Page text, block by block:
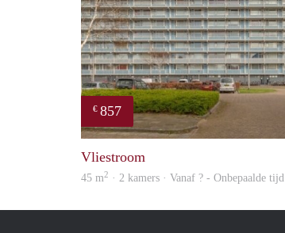
€ 857
Vliestroom
45 m2 · 2 kamers · Vanaf ? - Onbepaalde tijd